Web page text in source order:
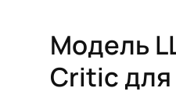
Модель
Critic